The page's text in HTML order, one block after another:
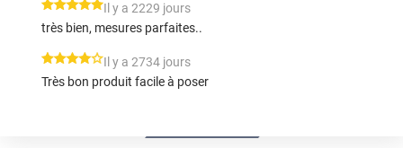
*****
Il y a 2229 jours
très bien, mesures parfaites..
*****Il y a 2734 jours
Très bon produit facile à poser